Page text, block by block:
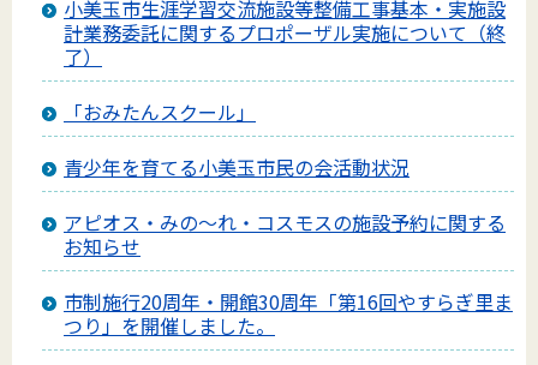
小美玉市生涯学習交流施設等整備工事基本・実施設
計業務委託に関するプロポーザル実施について（終
了）
「おみたんスクール」
青少年を育てる小美玉市民の会活動状況
アピオス・みの～れ・コスモスの施設予約に関する
お知らせ
市制施行20周年・開館30周年「第16回やすらぎ里ま
つり」を開催しました。